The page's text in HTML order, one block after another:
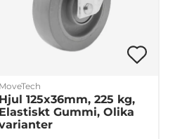
MoveTech
Hjul 125x36mm, 225 kg,
Elastiskt Gummi, Olika